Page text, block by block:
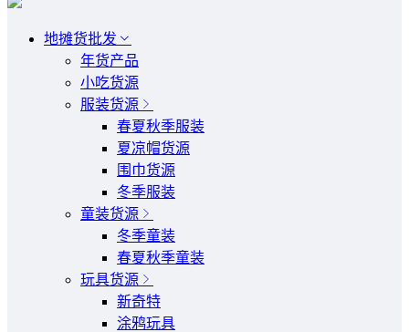
地摊货批发
年货产品
小吃货源
服装货源
春夏秋季服装
夏凉帽货源
围巾货源
冬季服装
童装货源
冬季童装
春夏秋季童装
玩具货源
新奇特
涂鸦玩具